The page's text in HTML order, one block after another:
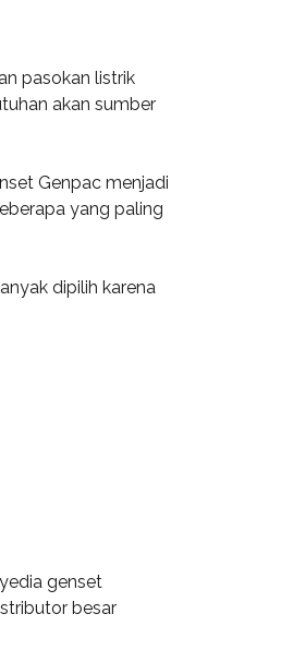
pasokan listrik
akan sumber
Genpac menjadi
yang paling
dipilih karena
genset
besar